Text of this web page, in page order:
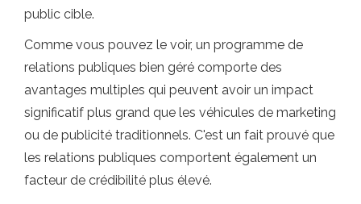
public cible.
Comme vous pouvez le voir, un programme de
relations publiques bien géré comporte des
avantages multiples qui peuvent avoir un impact
significatif plus grand que les véhicules de marketing
ou de publicité traditionnels. C'est un fait prouvé que
les relations publiques comportent également un
facteur de crédibilité plus élevé.